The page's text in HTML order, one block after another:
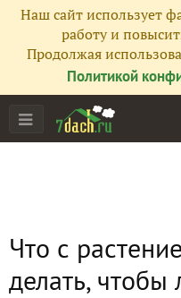
Наш сайт использует
работу и
Продолжая
Политикой
Что с
делать, чтобы